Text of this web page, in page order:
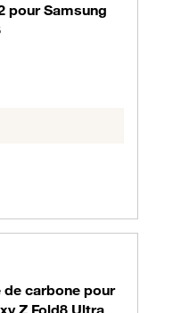
pour Samsung
de carbone pour
Z Fold8 Ultra